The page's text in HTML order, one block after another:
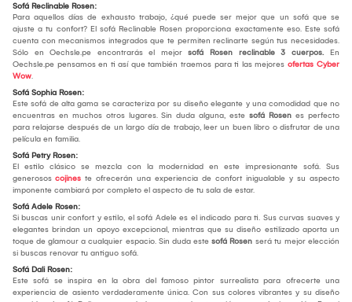
Sofá Reclinable Rosen:
Para aquellos días de exhausto trabajo, ¿qué puede ser mejor que un sofá que se
ajuste a tu confort? El sofá Reclinable Rosen proporciona exactamente eso. Este sofá
cuenta con mecanismos integrados que te permiten reclinarte según tus necesidades.
Sólo en Oechsle.pe encontrarás el mejor sofá Rosen reclinable 3 cuerpos. En
Oechsle.pe pensamos en ti así que también traemos para ti las mejores ofertas Cyber
Wow.
Sofá Sophia Rosen:
Este sofá de alta gama se caracteriza por su diseño elegante y una comodidad que no
encuentras en muchos otros lugares. Sin duda alguna, este sofá Rosen es perfecto
para relajarse después de un largo día de trabajo, leer un buen libro o disfrutar de una
película en familia.
Sofá Petry Rosen:
El estilo clásico se mezcla con la modernidad en este impresionante sofá. Sus
generosos cojines te ofrecerán una experiencia de confort inigualable y su aspecto
imponente cambiará por completo el aspecto de tu sala de estar.
Sofá Adele Rosen:
Si buscas unir confort y estilo, el sofá Adele es el indicado para ti. Sus curvas suaves y
elegantes brindan un apoyo excepcional, mientras que su diseño estilizado aporta un
toque de glamour a cualquier espacio. Sin duda este sofá Rosen será tu mejor elección
si buscas renovar tu antiguo sofá.
Sofá Dali Rosen:
Este sofá se inspira en la obra del famoso pintor surrealista para ofrecerte una
experiencia de asiento verdaderamente única. Con sus colores vibrantes y su diseño